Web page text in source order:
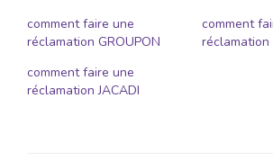
comment faire une
réclamation GROUPON
comment
réclamation
comment faire une
réclamation JACADI